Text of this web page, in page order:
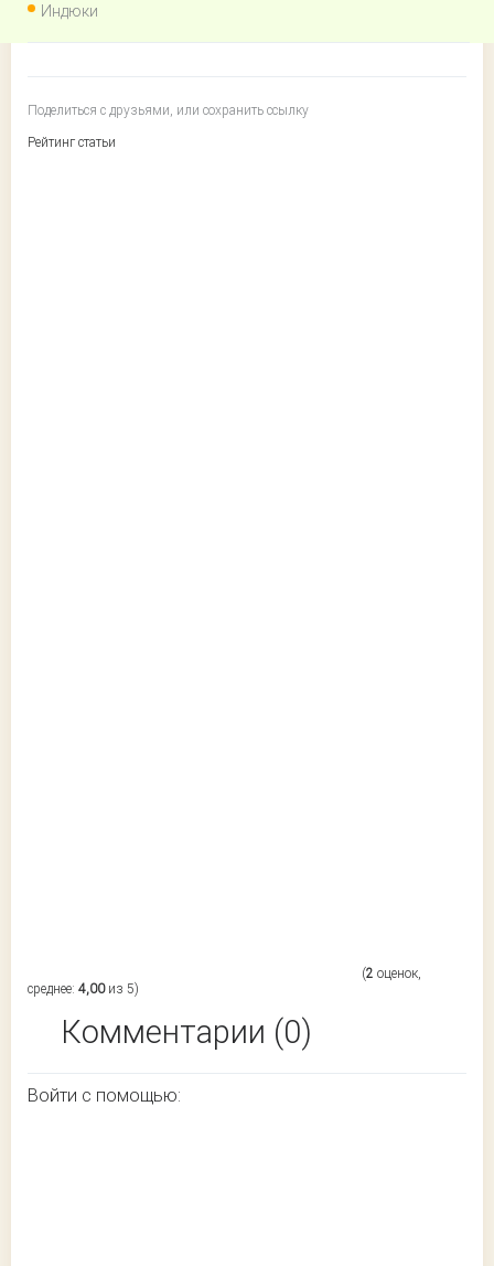
Индюки
Поделиться с друзьями, или сохранить ссылку
Рейтинг статьи
(2 оценок,
среднее: 4,00из 5)
Комментарии (0)
Войти с помощью: